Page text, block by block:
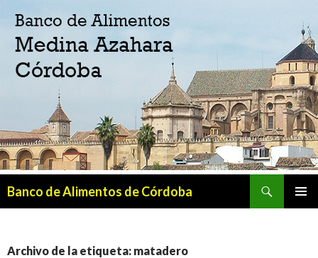
Banco de Alimentos de Córdoba
Archivo de la etiqueta: matadero